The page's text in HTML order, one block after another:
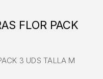
FLOR PACK
3 UDS TALLA M